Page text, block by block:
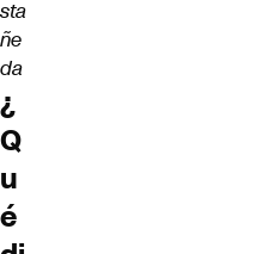
sta
ñe
da
¿
Q
u
é